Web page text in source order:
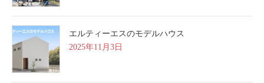
エルティーエスのモデルハウス
2025年11月3日